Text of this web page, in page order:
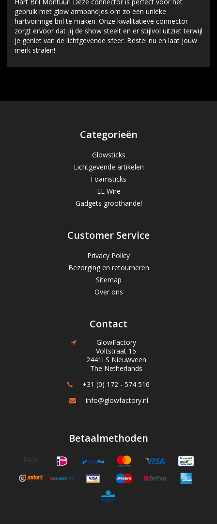
gebruik met glow armbandjes om zo een unieke
hartvormige bril te maken. Onze kwalitatieve connector
zorgt ervoor dat jij de show steelt en er stijlvol uitziet terwijl
je geniet van de lichtgevende sfeer. Bestel nu en laat jouw
merk stralen!
Categorieën
Glowsticks
Lichtgevende artikelen
Foamsticks
EL Wire
Gadgets groothandel
Customer Service
Privacy Policy
Bezorging en retourneren
Sitemap
Over ons
Contact
GlowFactory
Voltstraat 15
2441LS Nieuwveen
The Netherlands
+31 (0) 172 - 574 516
info@glowfactory.nl
Betaalmethoden